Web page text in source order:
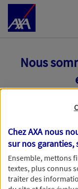
Accéder au Contenu
Nous
Chez AXA nous
sur nos garanties,
Ensemble, mettons
textes, plus connus
traiter des